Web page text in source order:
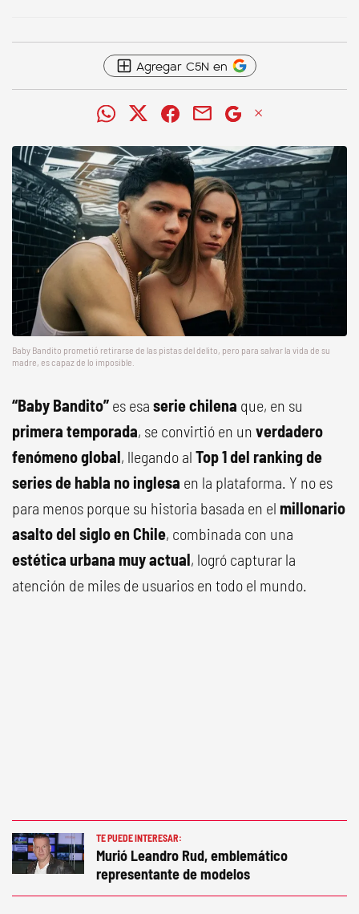
Agregar C5N en
Baby Bandito prometió retirarse de las pistas del delito, pero para salvar la vida de su
madre, es capaz de lo imposible.
“Baby Bandito” es esa serie chilena que, en su
primera temporada, se convirtió en un verdadero
fenómeno global, llegando al Top 1 del ranking de
series de habla no inglesa en la plataforma. Y no es
para menos porque su historia basada en el millonario
asalto del siglo en Chile, combinada con una
estética urbana muy actual, logró capturar la
atención de miles de usuarios en todo el mundo.
TE PUEDE INTERESAR:
Murió Leandro Rud, emblemático
representante de modelos